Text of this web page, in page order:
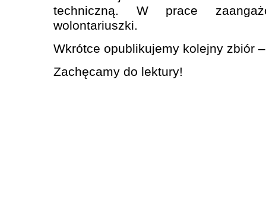
techniczną. W prace
wolontariuszki.
Wkrótce opublikujemy kolejny zbiór –
Zachęcamy do lektury!